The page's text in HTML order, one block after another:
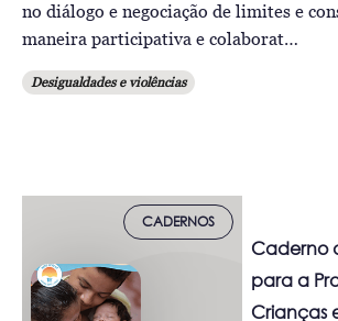
no diálogo e negociação de limites e
maneira participativa e colaborat…
Desigualdades e violências
CADERNOS
Caderno
para a
Crianças